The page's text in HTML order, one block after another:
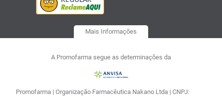
Mais Informações
A Promofarma segue as determinações da
Promofarma | Organização Farmacêutica Nakano Ltda | CNPJ: